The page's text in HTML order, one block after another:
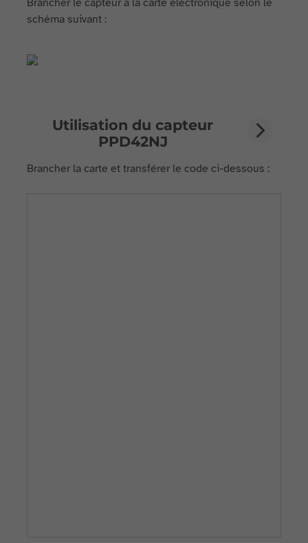
Brancher le capteur à la carte électronique selon le
schéma suivant :
Utilisation du capteur
PPD42NJ
Brancher la carte et transférer le code ci-dessous :